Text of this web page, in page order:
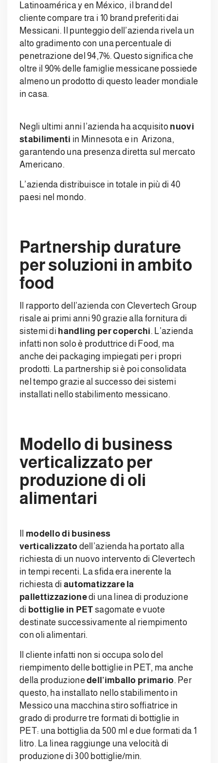
Latinoamérica y en México, il brand del
cliente compare tra i 10 brand preferiti dai
Messicani. Il punteggio dell’azienda rivela un
alto gradimento con una percentuale di
penetrazione del 94,7%. Questo significa che
oltre il 90% delle famiglie messicane possiede
almeno un prodotto di questo leader mondiale
in casa.
Negli ultimi anni l’azienda ha acquisito nuovi
stabilimenti in Minnesota e in Arizona,
garantendo una presenza diretta sul mercato
Americano.
L’azienda distribuisce in totale in più di 40
paesi nel mondo.
Partnership durature
per soluzioni in ambito
food
Il rapporto dell’azienda con Clevertech Group
risale ai primi anni 90 grazie alla fornitura di
sistemi di handling per coperchi. L’azienda
infatti non solo è produttrice di Food, ma
anche dei packaging impiegati per i propri
prodotti. La partnership si è poi consolidata
nel tempo grazie al successo dei sistemi
installati nello stabilimento messicano.
Modello di business
verticalizzato per
produzione di oli
alimentari
modello di business
verticalizzato dell’azienda ha portato alla
richiesta di un nuovo intervento di Clevertech
in tempi recenti. La sfida era inerente la
richiesta di automatizzare la
pallettizzazionedi una linea di produzione
di bottiglie in PETsagomate e vuote
destinate successivamente al riempimento
con oli alimentari.
Il cliente infatti non si occupa solo del
riempimento delle bottiglie in PET, ma anche
della produzionedell’imballo primario. Per
questo, ha installato nello stabilimento in
Messico una macchina stiro soffiatrice in
grado di produrre tre formati di bottiglie in
PET: una bottiglia da 500 ml e due formati da 1
litro. La linea raggiunge una velocità di
produzione di 300 bottiglie/min.